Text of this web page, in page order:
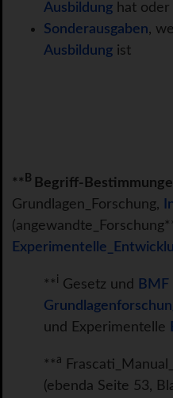
Ausbildung hat oder
Sonderausgaben,
Ausbildung ist
** B Begriff-
Grundlagen_Forschung,
** i Gesetz und BMF
und Experimentelle
** a
(ebenda Seite 53,